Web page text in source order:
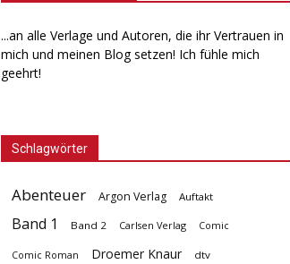
...an alle Verlage und Autoren, die ihr Vertrauen in
mich und meinen Blog setzen! Ich fühle mich
geehrt!
Schlagwörter
Abenteuer Argon Verlag Auftakt
Band 1 Band 2 Carlsen Verlag Comic
Comic Roman Droemer Knaur dtv